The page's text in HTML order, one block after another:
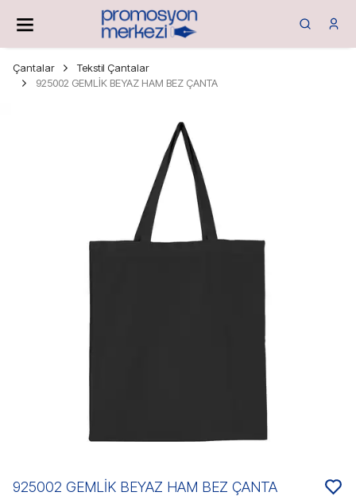
Çantalar
Tekstil Çantalar
925002 GEMLİK BEYAZ HAM BEZ ÇANTA
925002 GEMLİK BEYAZ HAM BEZ ÇANTA